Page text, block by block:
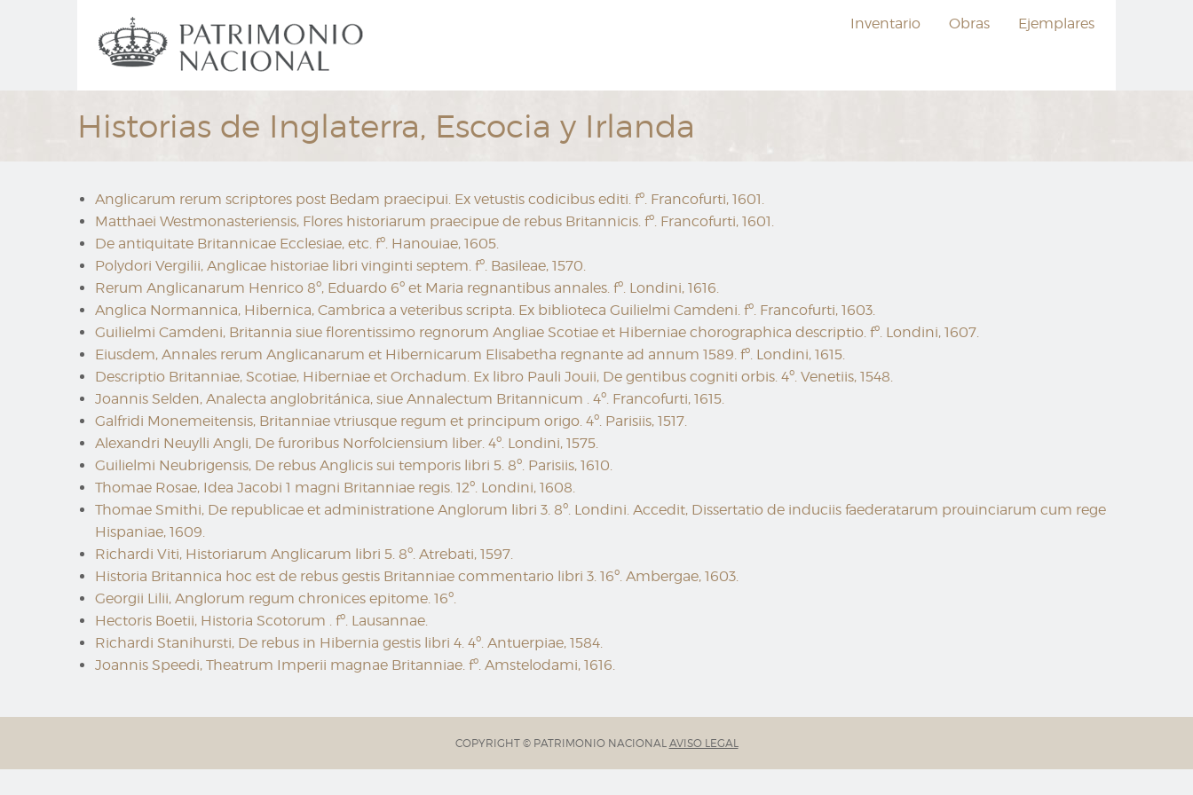
Navegación
principal
Inventario Obras Ejemplares
Historias de Inglaterra, Escocia y Irlanda
Anglicarum rerum scriptores post Bedam praecipui. Ex vetustis codicibus editi. fº. Francofurti, 1601.
Matthaei Westmonasteriensis, Flores historiarum praecipue de rebus Britannicis. fº. Francofurti, 1601.
De antiquitate Britannicae Ecclesiae, etc. fº. Hanouiae, 1605.
Polydori Vergilii, Anglicae historiae libri vinginti septem. fº. Basileae, 1570.
Rerum Anglicanarum Henrico 8º, Eduardo 6º et Maria regnantibus annales. fº. Londini, 1616.
Anglica Normannica, Hibernica, Cambrica a veteribus scripta. Ex biblioteca Guilielmi Camdeni. fº. Francofurti, 1603.
Guilielmi Camdeni, Britannia siue florentissimo regnorum Angliae Scotiae et Hiberniae chorographica descriptio. fº. Londini, 1607.
Eiusdem, Annales rerum Anglicanarum et Hibernicarum Elisabetha regnante ad annum 1589. fº. Londini, 1615.
Descriptio Britanniae, Scotiae, Hiberniae et Orchadum. Ex libro Pauli Jouii, De gentibus cogniti orbis. 4º. Venetiis, 1548.
Joannis Selden, Analecta anglobritánica, siue Annalectum Britannicum . 4º. Francofurti, 1615.
Galfridi Monemeitensis, Britanniae vtriusque regum et principum origo. 4º. Parisiis, 1517.
Alexandri Neuylli Angli, De furoribus Norfolciensium liber. 4º. Londini, 1575.
Guilielmi Neubrigensis, De rebus Anglicis sui temporis libri 5. 8º. Parisiis, 1610.
Thomae Rosae, Idea Jacobi 1 magni Britanniae regis. 12º. Londini, 1608.
Thomae Smithi, De republicae et administratione Anglorum libri 3. 8º. Londini. Accedit, Dissertatio de induciis faederatarum prouinciarum cum rege
Hispaniae, 1609.
Richardi Viti, Historiarum Anglicarum libri 5. 8º. Atrebati, 1597.
Historia Britannica hoc est de rebus gestis Britanniae commentario libri 3. 16º. Ambergae, 1603.
Georgii Lilii, Anglorum regum chronices epitome. 16º.
Hectoris Boetii, Historia Scotorum . fº. Lausannae.
Richardi Stanihursti, De rebus in Hibernia gestis libri 4. 4º. Antuerpiae, 1584.
Joannis Speedi, Theatrum Imperii magnae Britanniae. fº. Amstelodami, 1616.
COPYRIGHT © PATRIMONIO NACIONAL AVISO LEGAL